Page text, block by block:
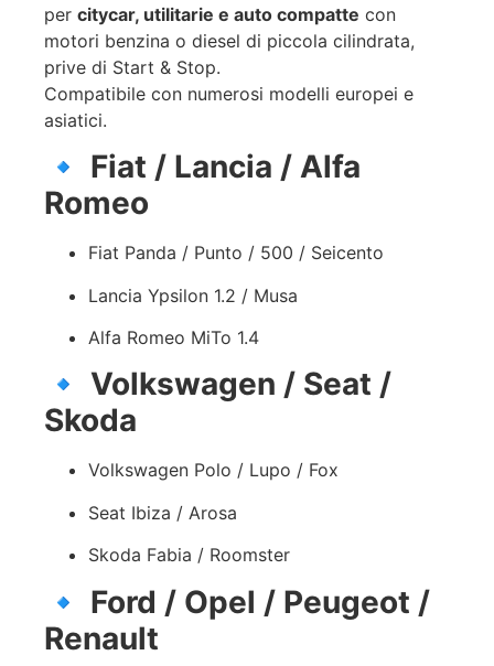
per citycar, utilitarie e auto compatte con
motori benzina o diesel di piccola cilindrata,
prive di Start & Stop.
Compatibile con numerosi modelli europei e
asiatici.
🔹 Fiat / Lancia / Alfa
Romeo
Fiat Panda / Punto / 500 / Seicento
Lancia Ypsilon 1.2 / Musa
Alfa Romeo MiTo 1.4
🔹 Volkswagen / Seat /
Skoda
Volkswagen Polo / Lupo / Fox
Seat Ibiza / Arosa
Skoda Fabia / Roomster
🔹 Ford / Opel / Peugeot /
Renault